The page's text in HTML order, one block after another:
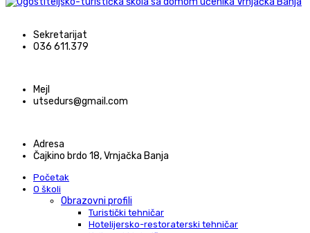
Sekretarijat
036 611.379
Mejl
utsedurs@gmail.com
Adresa
Čajkino brdo 18, Vrnjačka Banja
Početak
O školi
Obrazovni profili
Turistički tehničar
Hotelijersko-restoraterski tehničar